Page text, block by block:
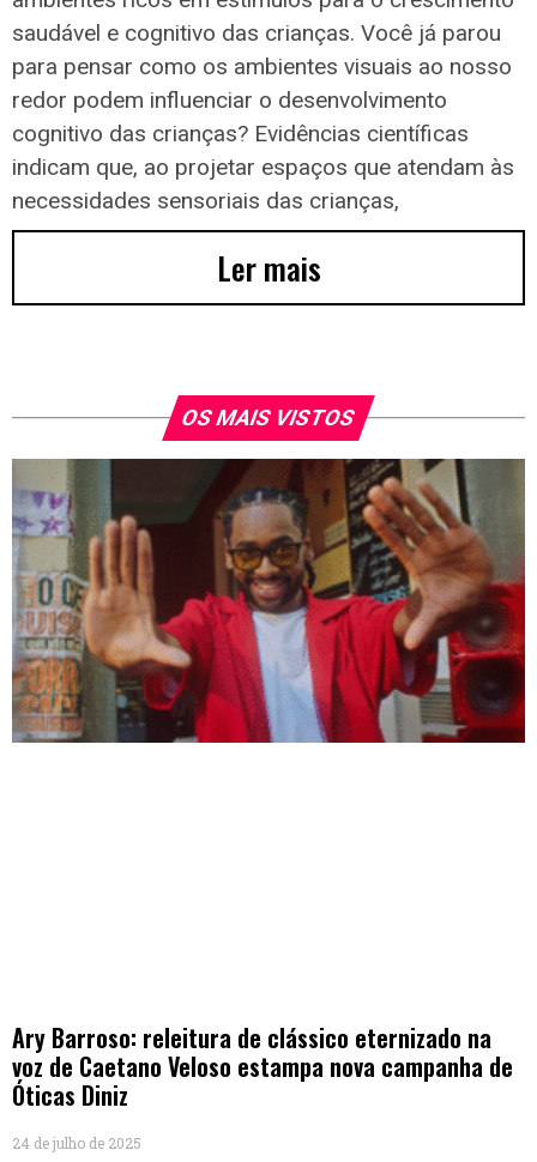
saudável e cognitivo das crianças. Você já parou
para pensar como os ambientes visuais ao nosso
redor podem influenciar o desenvolvimento
cognitivo das crianças? Evidências científicas
indicam que, ao projetar espaços que atendam às
necessidades sensoriais das crianças,
Ler mais
OS MAIS VISTOS
Ary Barroso: releitura de clássico eternizado na
voz de Caetano Veloso estampa nova campanha de
Óticas Diniz
24 de julho de 2025